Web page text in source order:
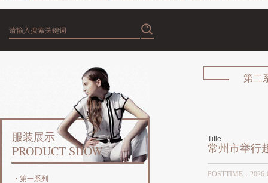
服装展示
PRODUCT SHOW
第一系列
第二
Title
常州市举行
POSTTIME：